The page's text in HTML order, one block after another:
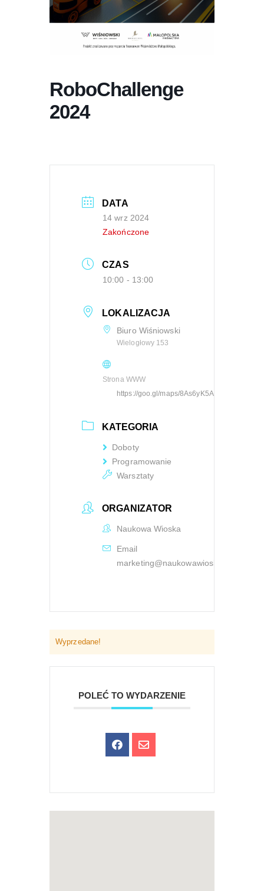
RoboChallenge
2024
DATA
14 wrz 2024
Zakończone
CZAS
10:00 - 13:00
LOKALIZACJA
Biuro Wiśniowski
Wielogłowy 153
Strona WWW
https://goo.gl/maps/8As6yK5AfLKnEexy6
KATEGORIA
Doboty
Programowanie
Warsztaty
ORGANIZATOR
Naukowa Wioska
Email
marketing@naukowawioska.pl
Wyprzedane!
POLEĆ TO WYDARZENIE